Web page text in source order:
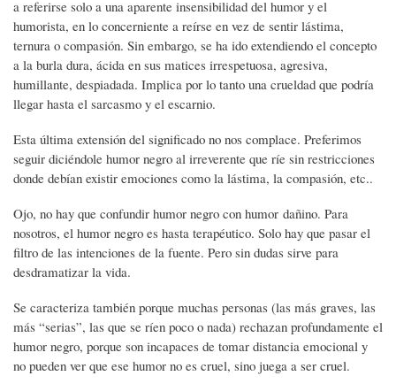
a referirse solo a una aparente insensibilidad del humor y el
humorista, en lo concerniente a reírse en vez de sentir lástima,
ternura o compasión. Sin embargo, se ha ido extendiendo el concepto
a la burla dura, ácida en sus matices irrespetuosa, agresiva,
humillante, despiadada. Implica por lo tanto una crueldad que podría
llegar hasta el sarcasmo y el escarnio.
Esta última extensión del significado no nos complace. Preferimos
seguir diciéndole humor negro al irreverente que ríe sin restricciones
donde debían existir emociones como la lástima, la compasión, etc..
Ojo, no hay que confundir humor negro con humor dañino. Para
nosotros, el humor negro es hasta terapéutico. Solo hay que pasar el
filtro de las intenciones de la fuente. Pero sin dudas sirve para
desdramatizar la vida.
Se caracteriza también porque muchas personas (las más graves, las
más “serias”, las que se ríen poco o nada) rechazan profundamente el
humor negro, porque son incapaces de tomar distancia emocional y
no pueden ver que ese humor no es cruel, sino juega a ser cruel.